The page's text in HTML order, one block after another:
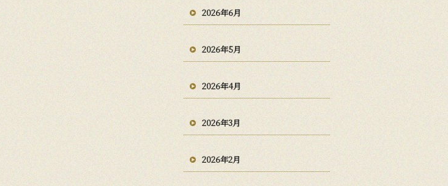
2026年6月
2026年5月
2026年4月
2026年3月
2026年2月